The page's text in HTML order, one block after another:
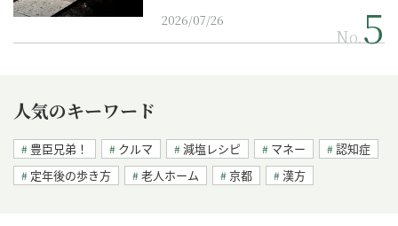
2026/07/26
No.
人気のキーワード
豊臣兄弟！ クルマ 減塩レシピ マネー
認知症
定年後の歩き方
老人ホーム 京都 漢方